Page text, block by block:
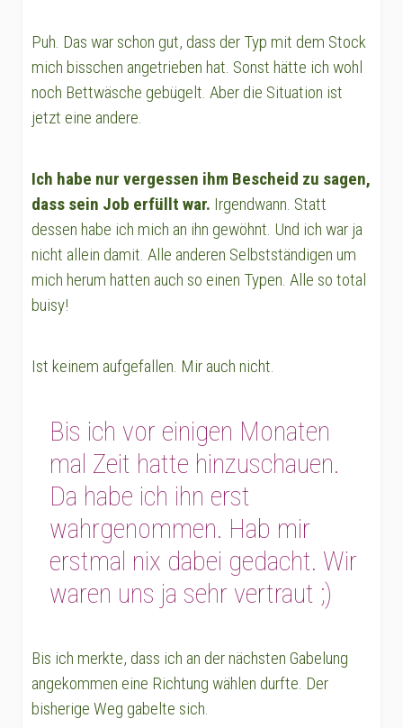
Puh. Das war schon gut, dass der Typ mit dem Stock
mich bisschen angetrieben hat. Sonst hätte ich wohl
noch Bettwäsche gebügelt. Aber die Situation ist
jetzt eine andere.
Ich habe nur vergessen ihm Bescheid zu sagen,
dass sein Job erfüllt war. Irgendwann. Statt
dessen habe ich mich an ihn gewöhnt. Und ich war ja
nicht allein damit. Alle anderen Selbstständigen um
mich herum hatten auch so einen Typen. Alle so total
buisy!
Ist keinem aufgefallen. Mir auch nicht.
Bis ich vor einigen Monaten
mal Zeit hatte hinzuschauen.
Da habe ich ihn erst
wahrgenommen. Hab mir
erstmal nix dabei gedacht. Wir
waren uns ja sehr vertraut ;)
Bis ich merkte, dass ich an der nächsten Gabelung
angekommen eine Richtung wählen durfte. Der
bisherige Weg gabelte sich.